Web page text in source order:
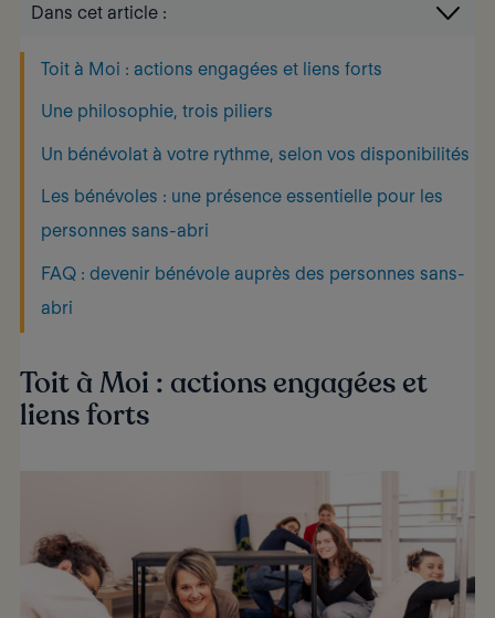
Dans cet article :
Toit à Moi : actions engagées et liens forts
Une philosophie, trois piliers
Un bénévolat à votre rythme, selon vos disponibilités
Les bénévoles : une présence essentielle pour les
personnes sans-abri
FAQ : devenir bénévole auprès des personnes sans-
abri
Toit à Moi : actions engagées et
liens forts